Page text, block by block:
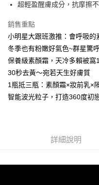
ATM付款
全家取貨付款
每筆NT$85，滿NT$599(含以
付款後全家取貨
付款後7-11取貨
超輕盈醒膚成分，抗摩擦不
銷售重點
小明星大跟班激推：會呼吸的
冬季也有粉嫩好氣色~群星驚
保養級素顏霜，天冷多賴被窩
30秒去黃～宛若天生好膚質
1瓶抵三瓶：素顏霜×妝前乳×
智能波光粒子，打造360度初
詳細說明